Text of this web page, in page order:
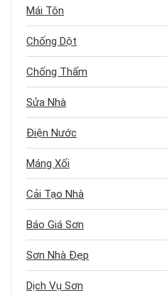
Mái Tôn
Chống Dột
Chống Thấm
Sửa Nhà
Điện Nước
Máng Xối
Cải Tạo Nhà
Báo Giá Sơn
Sơn Nhà Đẹp
Dịch Vụ Sơn